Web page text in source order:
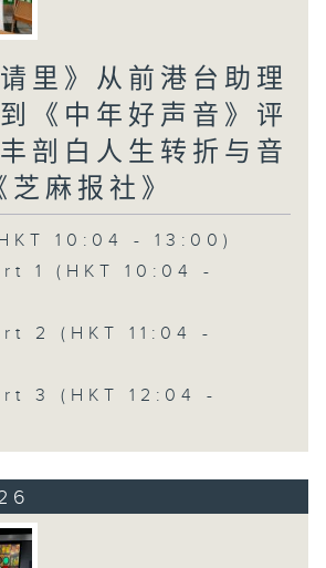
里》从前港台助理
《中年好声音》评
剖白人生转折与音
麻报社》
10:04 - 13:00)
1 (HKT 10:04 -
2 (HKT 11:04 -
3 (HKT 12:04 -